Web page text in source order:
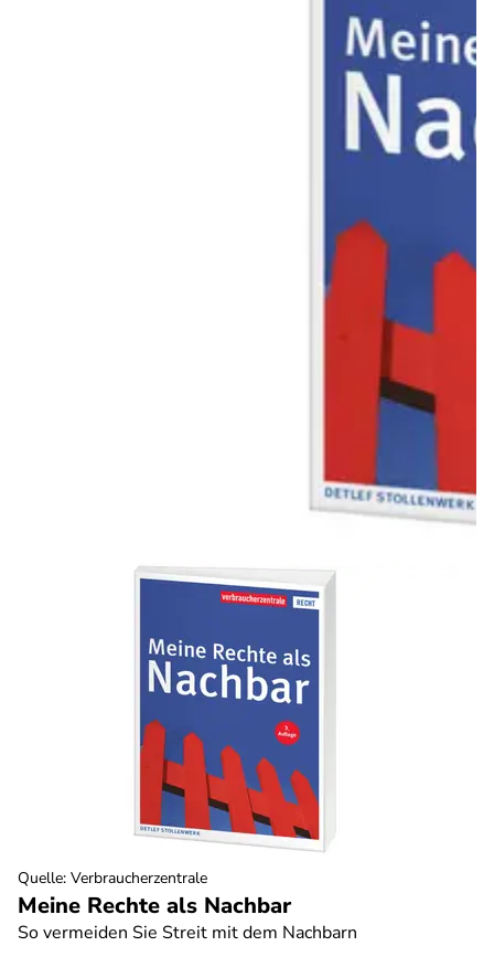
Meine Rechte als Nachbar
So vermeiden Sie Streit mit dem Nachbarn
Quelle: Verbraucherzentrale